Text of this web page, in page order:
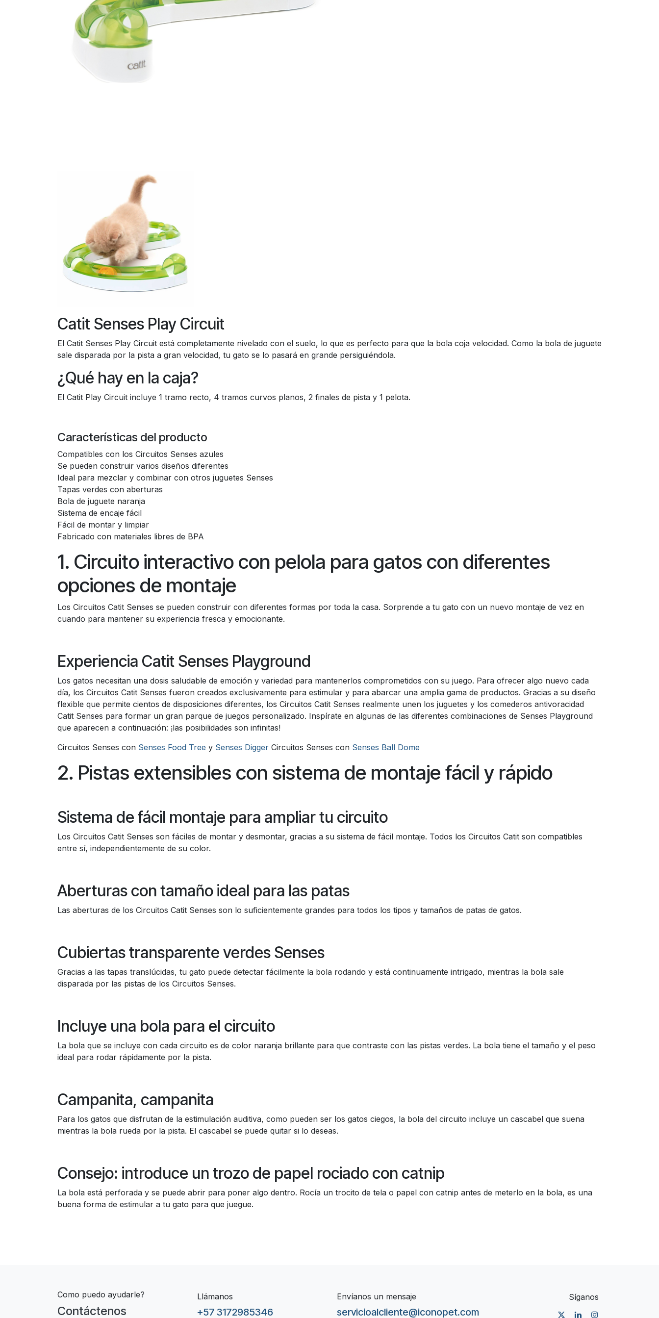
Catit Senses Play Circuit
El Catit Senses Play Circuit está completamente nivelado con el suelo, lo que es perfecto para que la bola coja velocidad. Como la bola de juguete
sale disparada por la pista a gran velocidad, tu gato se lo pasará en grande persiguiéndola.
¿Qué hay en la caja?
El Catit Play Circuit incluye 1 tramo recto, 4 tramos curvos planos, 2 finales de pista y 1 pelota.
Características del producto
Compatibles con los Circuitos Senses azules
Se pueden construir varios diseños diferentes
Ideal para mezclar y combinar con otros juguetes Senses
Tapas verdes con aberturas
Bola de juguete naranja
Sistema de encaje fácil
Fácil de montar y limpiar
Fabricado con materiales libres de BPA
1. Circuito interactivo con pelola para gatos con diferentes
opciones de montaje
Los Circuitos Catit Senses se pueden construir con diferentes formas por toda la casa. Sorprende a tu gato con un nuevo montaje de vez en
cuando para mantener su experiencia fresca y emocionante.
Experiencia Catit Senses Playground
Los gatos necesitan una dosis saludable de emoción y variedad para mantenerlos comprometidos con su juego. Para ofrecer algo nuevo cada
día, los Circuitos Catit Senses fueron creados exclusivamente para estimular y para abarcar una amplia gama de productos. Gracias a su diseño
flexible que permite cientos de disposiciones diferentes, los Circuitos Catit Senses realmente unen los juguetes y los comederos antivoracidad
Catit Senses para formar un gran parque de juegos personalizado. Inspírate en algunas de las diferentes combinaciones de Senses Playground
que aparecen a continuación: ¡las posibilidades son infinitas!
Circuitos Senses con Senses Food Tree y Senses Digger Circuitos Senses con Senses Ball Dome
2. Pistas extensibles con sistema de montaje fácil y rápido
Sistema de fácil montaje para ampliar tu circuito
Los Circuitos Catit Senses son fáciles de montar y desmontar, gracias a su sistema de fácil montaje. Todos los Circuitos Catit son compatibles
entre sí, independientemente de su color.
Aberturas con tamaño ideal para las patas
Las aberturas de los Circuitos Catit Senses son lo suficientemente grandes para todos los tipos y tamaños de patas de gatos.
Cubiertas transparente verdes Senses
Gracias a las tapas translúcidas, tu gato puede detectar fácilmente la bola rodando y está continuamente intrigado, mientras la bola sale
disparada por las pistas de los Circuitos Senses.
Incluye una bola para el circuito
La bola que se incluye con cada circuito es de color naranja brillante para que contraste con las pistas verdes. La bola tiene el tamaño y el peso
ideal para rodar rápidamente por la pista.
Campanita, campanita
Para los gatos que disfrutan de la estimulación auditiva, como pueden ser los gatos ciegos, la bola del circuito incluye un cascabel que suena
mientras la bola rueda por la pista. El cascabel se puede quitar si lo deseas.
Consejo: introduce un trozo de papel rociado con catnip
La bola está perforada y se puede abrir para poner algo dentro. Rocía un trocito de tela o papel con catnip antes de meterlo en la bola, es una
buena forma de estimular a tu gato para que juegue.
Como puedo ayudarle?
Contáctenos
Llámanos
+57 3172985346
Envíanos un mensaje
servicioalcliente@iconopet.com
Síganos